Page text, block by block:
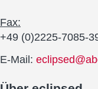
Fax:
+49 (0)2225-7085-
E-Mail: